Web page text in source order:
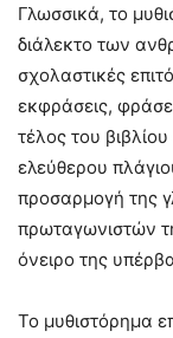
Γλωσσικά, το
διάλεκτο των
σχολαστικές
εκφράσεις,
τέλος του
ελεύθερου
προσαρμογή της
πρωταγωνιστών
όνειρο της
Το μυθιστόρημα